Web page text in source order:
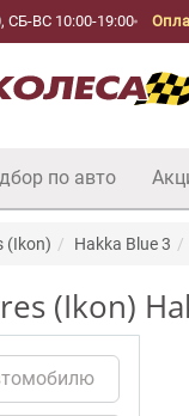
ВС 10:00-19:00
по авто
(Ikon) Hakka Blue 3
(Ikon)